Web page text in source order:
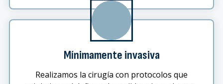
Mínimamente invasiva
Realizamos la cirugía con protocolos que